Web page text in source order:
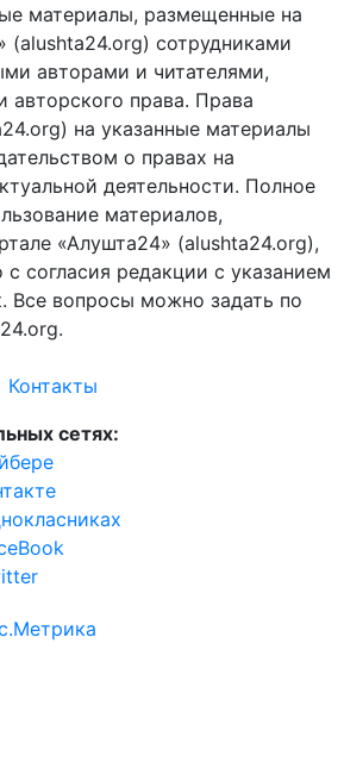
материалы, размещенные на
(alushta24.org) сотрудниками
авторами и читателями,
авторского права. Права
на указанные материалы
о правах на
деятельности. Полное
материалов,
«Алушта24» (alushta24.org),
с согласия редакции с указанием
Все вопросы можно задать по
Контакты
сетях: